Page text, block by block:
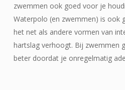
zwemmen ook goed voor je
Waterpolo (en zwemmen) is ook
het net als andere vormen van
hartslag verhoogt. Bij zwemmen
beter doordat je onregelmatig